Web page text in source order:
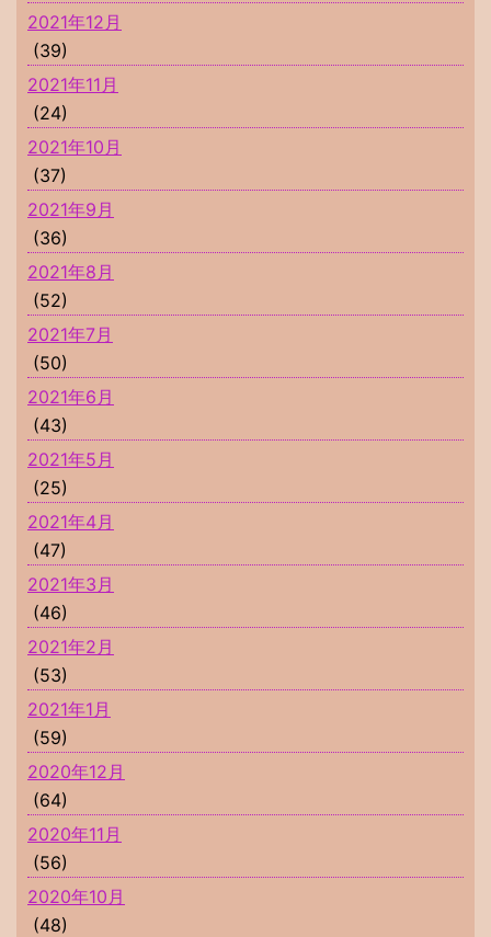
2021年12月
(39)
2021年11月
(24)
2021年10月
(37)
2021年9月
(36)
2021年8月
(52)
2021年7月
(50)
2021年6月
(43)
2021年5月
(25)
2021年4月
(47)
2021年3月
(46)
2021年2月
(53)
2021年1月
(59)
2020年12月
(64)
2020年11月
(56)
2020年10月
(48)